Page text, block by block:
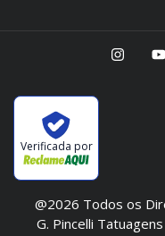
Verificada por
@2026 Todos os
G. Pincelli